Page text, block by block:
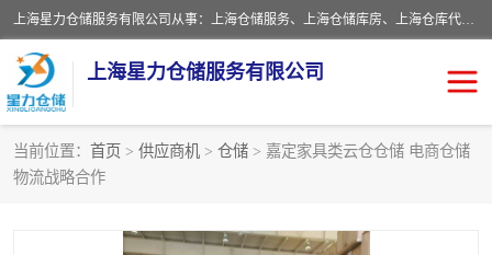
上海星力仓储服务有限公司从事：上海仓储服务、上海仓储库房、上海仓库代运营、上海仓库对外出租、上海仓库外包、上海三方仓储、上海电商仓储代发、上海电商代发货仓库、上海托管仓库、上海仓储配送。上海星力仓储服务有限公司现在拥有100个分仓、10万余平方的标准库房，精炼员工几百名，与几千家客户合作，公司已跻身上海仓储行业前列。欢迎来电咨询！
上海星力仓储服务有限公司
当前位置： 首页 > 供应商机 > 仓储 > 嘉定家具类云仓仓储 电商仓储
物流战略合作
上海仓库对外出租
上海仓储配送 上海仓库外包